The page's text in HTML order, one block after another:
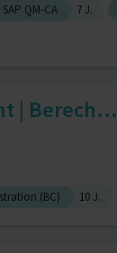
SAP QM-CA 7 J.
| Berech...
(BC) 10 J.